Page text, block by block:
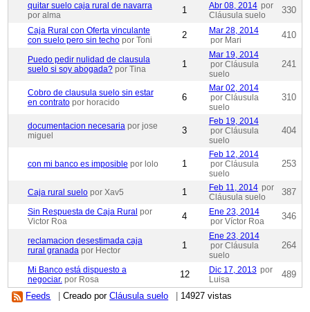
quitar suelo caja rural de navarra
por alma
1 Abr 08, 2014 por
Cláusula suelo
330
Caja Rural con Oferta vinculante
con suelo pero sin techo por Toni 2
Mar 28, 2014
por Mari
410
Puedo pedir nulidad de clausula
suelo si soy abogada? por Tina 1
Mar 19, 2014
por Cláusula
suelo
241
Cobro de clausula suelo sin estar
en contrato por horacido 6
Mar 02, 2014
por Cláusula
suelo
310
documentacion necesaria por jose
miguel
3
Feb 19, 2014
por Cláusula
suelo
404
con mi banco es imposible por lolo 1
Feb 12, 2014
por Cláusula
suelo
253
Caja rural suelo por Xav5 1 Feb 11, 2014 por
Cláusula suelo
387
Sin Respuesta de Caja Rural por
Victor Roa
4
Ene 23, 2014
por Víctor Roa
346
reclamacion desestimada caja
rural granada por Hector 1
Ene 23, 2014
por Cláusula
suelo
264
Mi Banco está dispuesto a
negociar. por Rosa 12 Dic 17, 2013 por
Luisa
489
Feeds Creado porCláusula suelo 14927 vistas